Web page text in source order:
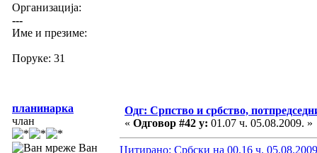
Организација:
---
Име и презиме:
Поруке: 31
планинарка
члан
Ван
Одг: Српство и србство,
« Одговор #42 у: 01.07 ч. 05.08.2009. »
Цитирано: Србски на 00.16 ч.